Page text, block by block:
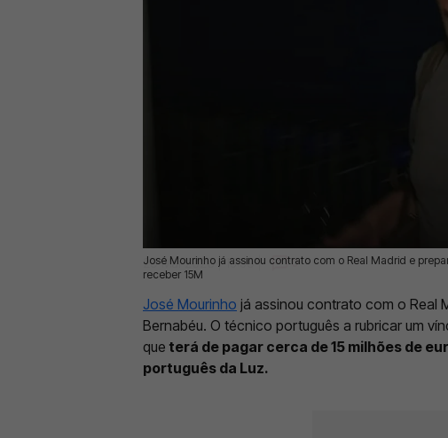
José Mourinho já assinou contrato com o Real Madrid e
receber 15M
29 Mai 2026 | 15:59 | 0
José Mourinho já assinou contrato com o Real
Bernabéu. O técnico português a rubricar um
que terá de pagar cerca de 15 milhões de
português da Luz.